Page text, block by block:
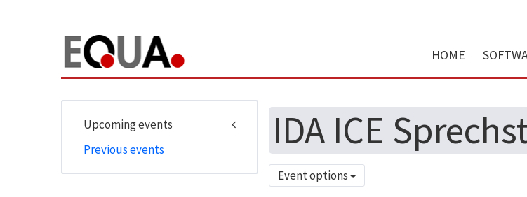
HOME
IDA ICE
Event options
Upcoming events
Previous events